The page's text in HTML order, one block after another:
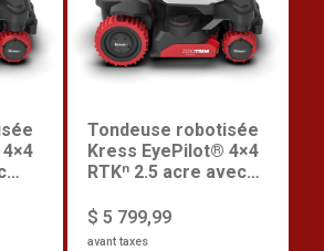
Tondeuse robotisée
Kress EyePilot® 4×4
RTKⁿ 2.5 acre avec
intégrée et Sécurité
Supérieur
$ 5 799,99
avant taxes